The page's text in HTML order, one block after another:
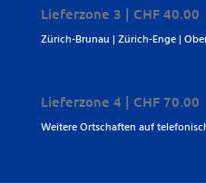
Lieferzone 3 | CHF 40.00
Zürich-Brunau | Zürich-Enge |
Lieferzone 4 | CHF 70.00
Weitere Ortschaften auf